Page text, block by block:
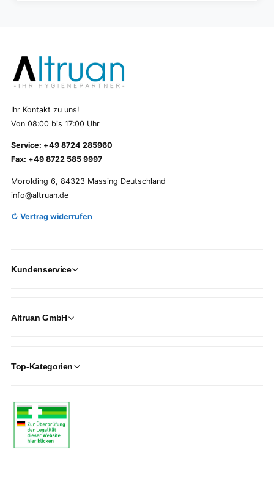
Ihr Kontakt zu uns!
Von 08:00 bis 17:00 Uhr
Service: +49 8724 285960
Fax: +49 8722 585 9997
Morolding 6, 84323 Massing Deutschland
info@altruan.de
↻ Vertrag widerrufen
Kundenservice
Altruan GmbH
Top-Kategorien